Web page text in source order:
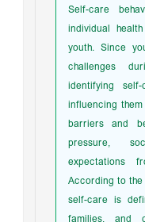
Self-care
individual
youth. Since
challenges
identifying
influencing
barriers and
pressure,
expectations
According to
self-care is